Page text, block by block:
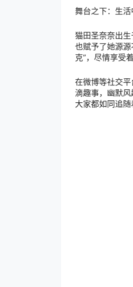
舞台之下：生
猫田圣奈奈出
也赋予了她源
克”，尽情享受
在微博等社交
滴趣事，幽默
大家都如同追随